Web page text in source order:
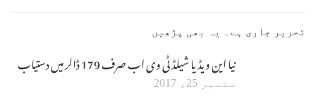
تحریر جاری ہے۔ یہ بھی پڑھیں
نیا این ویڈیا شیلڈ ٹی وی اب صرف 179 ڈالر میں دستیاب
ستمبر 25، 2017